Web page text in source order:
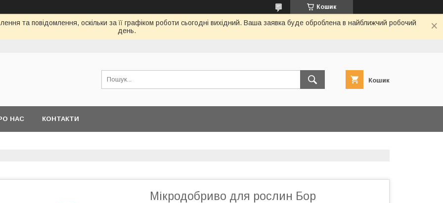
Кошик
та повідомлення, оскільки за її графіком роботи сьогодні вихідний. Ваша заявка буде оброблена в найближчий робочий
день.
Кошик
НАС КОНТАКТИ
Мікродобриво для рослин Бор